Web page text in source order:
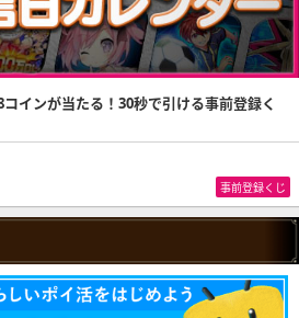
インが当たる！30秒で引ける事前登録く
事前登録くじ